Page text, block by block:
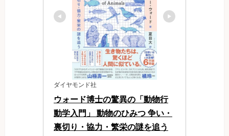
ダイヤモンド社
ウォード博士の驚異の「動物行
動学入門」 動物のひみつ 争い・
裏切り・協力・繁栄の謎を追う